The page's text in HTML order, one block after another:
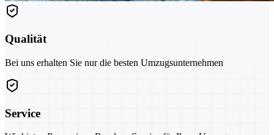
Qualität
Bei uns erhalten Sie nur die besten Umzugsunternehmen
Service